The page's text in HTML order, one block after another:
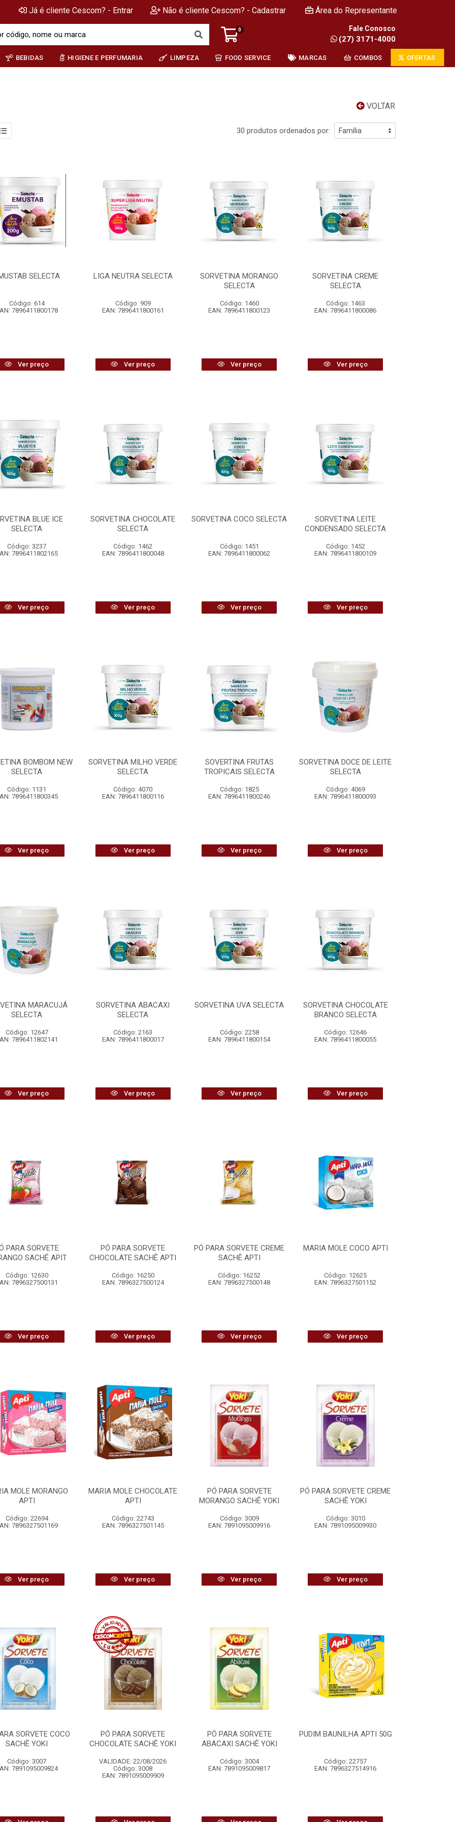
Já é cliente Cescom? - Entrar Não é cliente Cescom? - Cadastrar Área do Representante
0 Fale Conosco
(27) 3171-4000
BEBIDAS HIGIENE E PERFUMARIA LIMPEZA FOOD SERVICE MARCAS COMBOS OFERTAS
VOLTAR
30 produtos ordenados por:
SELECTA
Código: 614
7896411800178
Ver preço
LIGA NEUTRA SELECTA
Código: 909
EAN: 7896411800161
Ver preço
SORVETINA MORANGO
SELECTA
Código: 1460
EAN: 7896411800123
Ver preço
SORVETINA CREME
SELECTA
Código: 1463
EAN: 7896411800086
Ver preço
BLUE ICE
SELECTA
Código: 3237
7896411802165
Ver preço
SORVETINA CHOCOLATE
SELECTA
Código: 1462
EAN: 7896411800048
Ver preço
SORVETINA COCO SELECTA
Código: 1451
EAN: 7896411800062
Ver preço
SORVETINA LEITE
CONDENSADO SELECTA
Código: 1452
EAN: 7896411800109
Ver preço
BOMBOM NEW
SELECTA
Código: 1131
7896411800345
Ver preço
SORVETINA MILHO VERDE
SELECTA
Código: 4070
EAN: 7896411800116
Ver preço
SOVERTINA FRUTAS
TROPICAIS SELECTA
Código: 1825
EAN: 7896411800246
Ver preço
SORVETINA DOCE DE LEITE
SELECTA
Código: 4069
EAN: 7896411800093
Ver preço
MARACUJÁ
SELECTA
Código: 12647
7896411802141
Ver preço
SORVETINA ABACAXI
SELECTA
Código: 2163
EAN: 7896411800017
Ver preço
SORVETINA UVA SELECTA
Código: 2258
EAN: 7896411800154
Ver preço
SORVETINA CHOCOLATE
BRANCO SELECTA
Código: 12646
EAN: 7896411800055
Ver preço
PARA SORVETE
SACHÊ APIT
Código: 12630
7896327500131
Ver preço
PÓ PARA SORVETE
CHOCOLATE SACHÊ APTI
Código: 16250
EAN: 7896327500124
Ver preço
PÓ PARA SORVETE CREME
SACHÊ APTI
Código: 16252
EAN: 7896327500148
Ver preço
MARIA MOLE COCO APTI
Código: 12625
EAN: 7896327501152
Ver preço
MOLE MORANGO
APTI
Código: 22694
7896327501169
Ver preço
MARIA MOLE CHOCOLATE
APTI
Código: 22743
EAN: 7896327501145
Ver preço
PÓ PARA SORVETE
MORANGO SACHÊ YOKI
Código: 3009
EAN: 7891095009916
Ver preço
PÓ PARA SORVETE CREME
SACHÊ YOKI
Código: 3010
EAN: 7891095009930
Ver preço
SORVETE COCO
SACHÊ YOKI
Código: 3007
7891095009824
PÓ PARA SORVETE
CHOCOLATE SACHÊ YOKI
VALIDADE: 22/08/2026
Código: 3008
EAN: 7891095009909
PÓ PARA SORVETE
ABACAXI SACHÊ YOKI
Código: 3004
EAN: 7891095009817
PUDIM BAUNILHA APTI 50G
Código: 22757
EAN: 7896327514916